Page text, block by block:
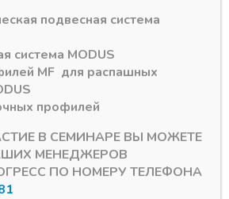
Артикул:20200
подвесная система
система MODUS
MF для распашных
профилей
В СЕМИНАРЕ ВЫ МОЖЕТЕ
МЕНЕДЖЕРОВ
ПО НОМЕРУ ТЕЛЕФОНА